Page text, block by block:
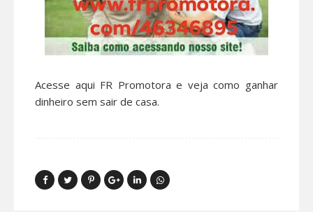
Acesse aqui FR Promotora e veja como ganhar
dinheiro sem sair de casa.